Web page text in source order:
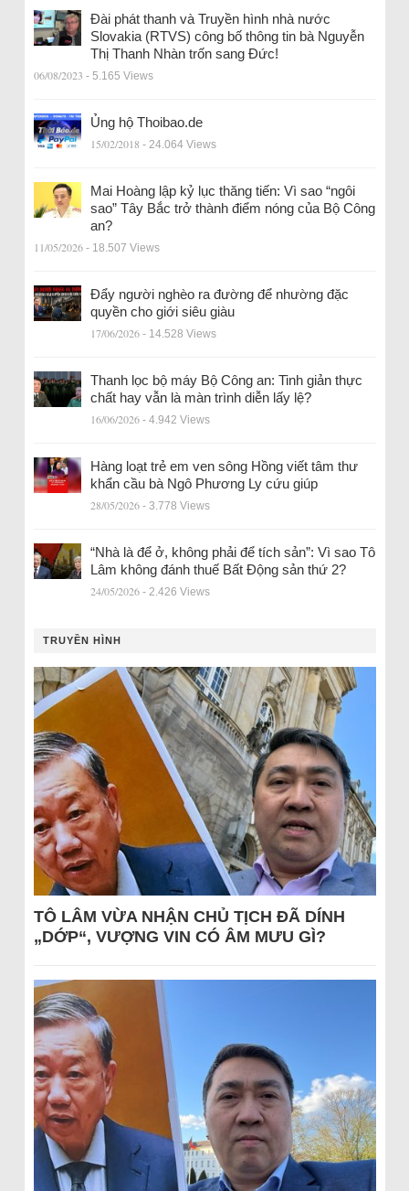
Đài phát thanh và Truyền hình nhà nước
Slovakia (RTVS) công bố thông tin bà Nguyễn
Thị Thanh Nhàn trốn sang Đức!
06/08/2023 - 5.165 Views
Ủng hộ Thoibao.de
15/02/2018 - 24.064 Views
Mai Hoàng lập kỷ lục thăng tiến: Vì sao “ngôi
sao” Tây Bắc trở thành điểm nóng của Bộ Công
an?
11/05/2026 - 18.507 Views
Đẩy người nghèo ra đường để nhường đặc
quyền cho giới siêu giàu
17/06/2026 - 14.528 Views
Thanh lọc bộ máy Bộ Công an: Tinh giản thực
chất hay vẫn là màn trình diễn lấy lệ?
16/06/2026 - 4.942 Views
Hàng loạt trẻ em ven sông Hồng viết tâm thư
khẩn cầu bà Ngô Phương Ly cứu giúp
28/05/2026 - 3.778 Views
“Nhà là để ở, không phải để tích sản”: Vì sao Tô
Lâm không đánh thuế Bất Động sản thứ 2?
24/05/2026 - 2.426 Views
TRUYỀN HÌNH
TÔ LÂM VỪA NHẬN CHỦ TỊCH ĐÃ DÍNH
„DỚP“, VƯỢNG VIN CÓ ÂM MƯU GÌ?